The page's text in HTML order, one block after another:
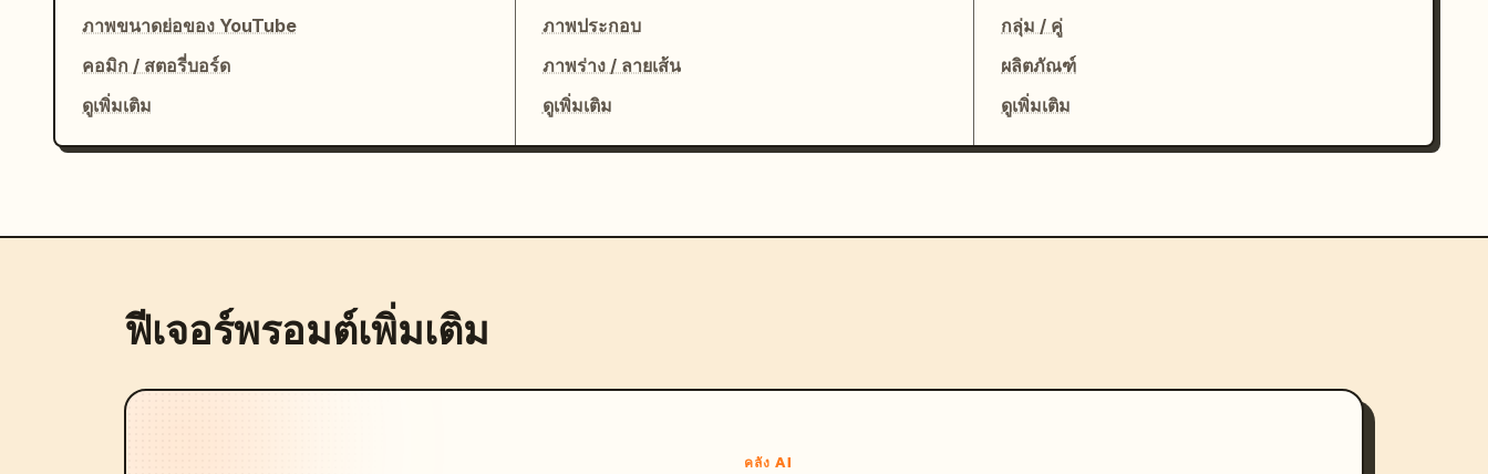
ภาพขนาดย่อของ YouTube
คอมิก / สตอรี่บอร์ด
ดูเพิ่มเติม
ภาพประกอบ
ภาพร่าง / ลายเส้น
ดูเพิ่มเติม
กลุ่ม / คู่
ผลิตภัณฑ์
ดูเพิ่มเติม
ฟีเจอร์พรอมต์เพิ่มเติม
คลัง AI